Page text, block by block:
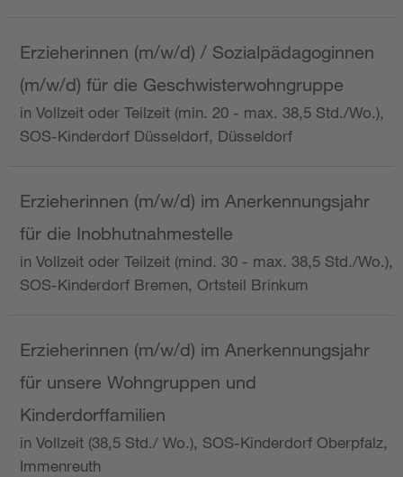
Erzieherinnen (m/w/d) / Sozialpädagoginnen
(m/w/d) für die Geschwisterwohngruppe
in Vollzeit oder Teilzeit (min. 20 - max. 38,5 Std./Wo.),
SOS-Kinderdorf Düsseldorf, Düsseldorf
Erzieherinnen (m/w/d) im Anerkennungsjahr
für die Inobhutnahmestelle
in Vollzeit oder Teilzeit (mind. 30 - max. 38,5 Std./Wo.),
SOS-Kinderdorf Bremen, Ortsteil Brinkum
Erzieherinnen (m/w/d) im Anerkennungsjahr
für unsere Wohngruppen und
Kinderdorffamilien
in Vollzeit (38,5 Std./ Wo.), SOS-Kinderdorf Oberpfalz,
Immenreuth